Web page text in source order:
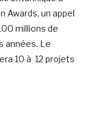
Awards, un appel
millions de
années. Le
10 à 12 projets